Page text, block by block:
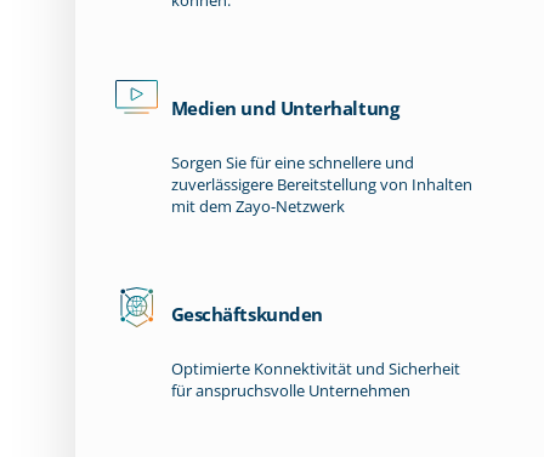
Medien und Unterhaltung
Sorgen Sie für eine schnellere und
zuverlässigere Bereitstellung von Inhalten
mit dem Zayo-Netzwerk
Geschäftskunden
Optimierte Konnektivität und Sicherheit
für anspruchsvolle Unternehmen